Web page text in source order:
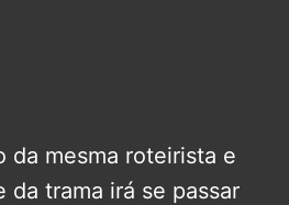
da mesma roteirista e
da trama irá se passar